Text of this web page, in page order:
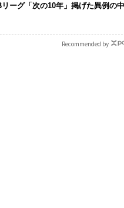
リーグ「次の10年」掲げた異例の
Recommended by